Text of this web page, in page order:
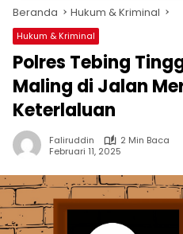
Beranda Hukum & Kriminal
Hukum & Kriminal
Polres Tebing
Maling di Jalan
Keterlaluan
Faliruddin
2 Min Baca
Februari 11, 2025